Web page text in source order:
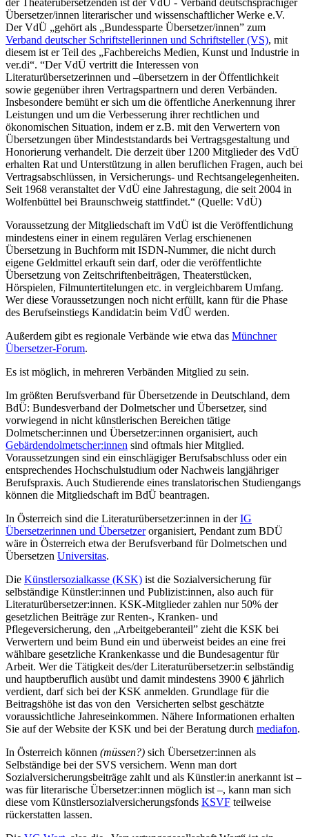
der Theaterübersetzenden ist der VdÜ - Verband deutschsprachiger
Übersetzer/innen literarischer und wissenschaftlicher Werke e.V.
Der VdÜ „gehört als „Bundessparte Übersetzer/innen” zum
Verband deutscher Schriftstellerinnen und Schriftsteller (VS), mit
diesem ist er Teil des „Fachbereichs Medien, Kunst und Industrie in
ver.di“. “Der VdÜ vertritt die Interessen von
Literaturübersetzerinnen und –übersetzern in der Öffentlichkeit
sowie gegenüber ihren Vertragspartnern und deren Verbänden.
Insbesondere bemüht er sich um die öffentliche Anerkennung ihrer
Leistungen und um die Verbesserung ihrer rechtlichen und
ökonomischen Situation, indem er z.B. mit den Verwertern von
Übersetzungen über Mindeststandards bei Vertragsgestaltung und
Honorierung verhandelt. Die derzeit über 1200 Mitglieder des VdÜ
erhalten Rat und Unterstützung in allen beruflichen Fragen, auch bei
Vertragsabschlüssen, in Versicherungs- und Rechtsangelegenheiten.
Seit 1968 veranstaltet der VdÜ eine Jahrestagung, die seit 2004 in
Wolfenbüttel bei Braunschweig stattfindet.“ (Quelle: VdÜ)
Voraussetzung der Mitgliedschaft im VdÜ ist die Veröffentlichung
mindestens einer in einem regulären Verlag erschienenen
Übersetzung in Buchform mit ISDN-Nummer, die nicht durch
eigene Geldmittel erkauft sein darf, oder die veröffentlichte
Übersetzung von Zeitschriftenbeiträgen, Theaterstücken,
Hörspielen, Filmuntertitelungen etc. in vergleichbarem Umfang.
Wer diese Voraussetzungen noch nicht erfüllt, kann für die Phase
des Berufseinstiegs Kandidat:in beim VdÜ werden.
Außerdem gibt es regionale Verbände wie etwa das Münchner
Übersetzer-Forum.
Es ist möglich, in mehreren Verbänden Mitglied zu sein.
Im größten Berufsverband für Übersetzende in Deutschland, dem
BdÜ: Bundesverband der Dolmetscher und Übersetzer, sind
vorwiegend in nicht künstlerischen Bereichen tätige
Dolmetscher:innen und Übersetzer:innen organisiert, auch
Gebärdendolmetscher:innen sind oftmals hier Mitglied.
Voraussetzungen sind ein einschlägiger Berufsabschluss oder ein
entsprechendes Hochschulstudium oder Nachweis langjähriger
Berufspraxis. Auch Studierende eines translatorischen Studiengangs
können die Mitgliedschaft im BdÜ beantragen.
In Österreich sind die Literaturübersetzer:innen in derIG
Übersetzerinnen und Übersetzerorganisiert, Pendant zum BDÜ
wäre in Österreich etwa der Berufsverband für Dolmetschen und
Übersetzen Universitas.
Die Künstlersozialkasse (KSK) ist die Sozialversicherung für
selbständige Künstler:innen und Publizist:innen, also auch für
Literaturübersetzer:innen. KSK-Mitglieder zahlen nur 50% der
gesetzlichen Beiträge zur Renten-, Kranken- und
Pflegeversicherung, den „Arbeitgeberanteil” zieht die KSK bei
Verwertern und beim Bund ein und überweist beides an eine frei
wählbare gesetzliche Krankenkasse und die Bundesagentur für
Arbeit. Wer die Tätigkeit des/der Literaturübersetzer:in selbständig
und hauptberuflich ausübt und damit mindestens 3900 € jährlich
verdient, darf sich bei der KSK anmelden. Grundlage für die
Beitragshöhe ist das von den Versicherten selbst geschätzte
voraussichtliche Jahreseinkommen. Nähere Informationen erhalten
Sie auf der Website der KSK und bei der Beratung durch mediafon.
In Österreich können (müssen?) sich Übersetzer:innen als
Selbständige bei der SVS versichern. Wenn man dort
Sozialversicherungsbeiträge zahlt und als Künstler:in anerkannt ist –
was für literarische Übersetzer:innen möglich ist –, kann man sich
diese vom Künstlersozialversicherungsfonds KSVF teilweise
rückerstatten lassen.